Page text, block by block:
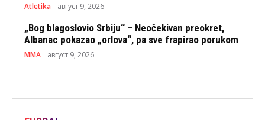
Atletika август 9, 2026
„Bog blagoslovio Srbiju“ – Neočekivan preokret,
Albanac pokazao „orlova“, pa sve frapirao porukom
MMA август 9, 2026